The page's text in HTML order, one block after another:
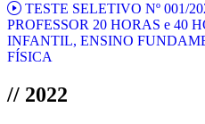
TESTE SELETIVO Nº 001/
PROFESSOR 20 HORAS e 40
INFANTIL, ENSINO
FÍSICA
// 2022